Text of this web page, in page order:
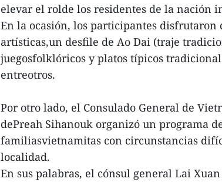
elevar el rolde los residentes de la nación
En la ocasión, los participantes disfrutaron
artísticas,un desfile de Ao Dai (traje
juegosfolklóricos y platos típicos
entreotros.
Por otro lado, el Consulado General de
dePreah Sihanouk organizó un programa
familiasvietnamitas con circunstancias
localidad.
En sus palabras, el cónsul general Lai